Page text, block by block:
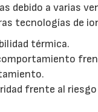
debido a varias
tecnologías de
térmica.
frente al